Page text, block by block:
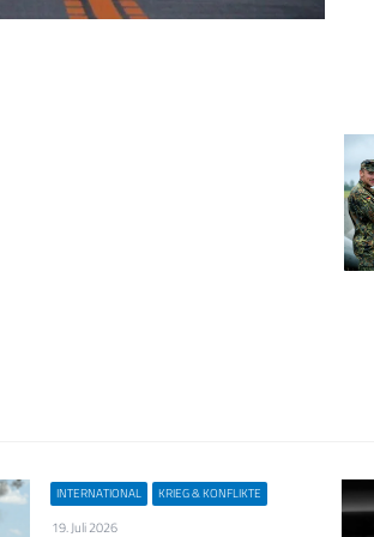
INTERNATIONAL KRIEG & KONFLIKTE
19. Juli 2026